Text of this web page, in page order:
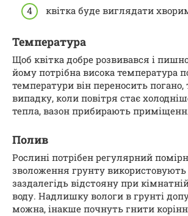
квітка буде виглядати
Температура
Щоб квітка добре розвивався і
йому потрібна висока температура
температури він переносить
випадку, коли повітря стає
тепла, вазон прибирають
Полив
Рослині потрібен регулярний
зволоження грунту використовують
заздалегідь відстояну при
воду. Надлишку вологи в грунті
можна, інакше почнуть гнити